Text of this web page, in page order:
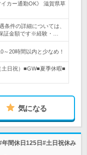
カー通勤OK》 滋賀県草
条件の詳細については、
証金額です※経験・…
20時間以内と少なめ！
日祝）■GW■夏季休暇■
気になる
間休日125日#土日祝休み